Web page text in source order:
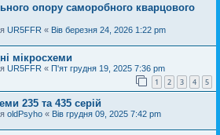
опору саморобного кварцового
UR5FFR « Вів березня 24, 2026 1:22 pm
мікросхеми
UR5FFR « П'ят грудня 19, 2025 7:36 pm
1 2 3 4 5
235 та 435 серій
oldPsyho « Вів грудня 09, 2025 7:42 pm